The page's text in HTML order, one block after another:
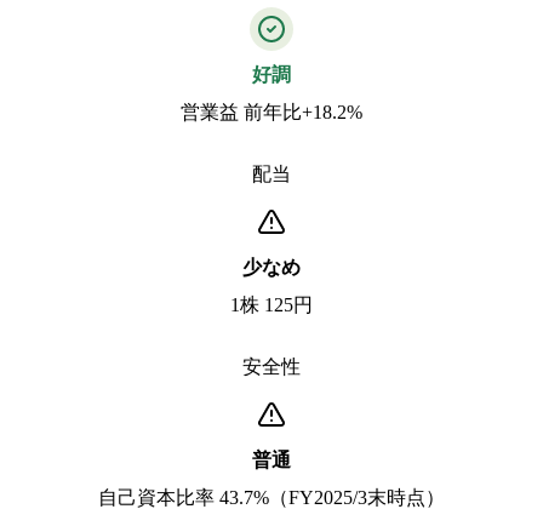
好調
営業益 前年比+18.2%
配当
少なめ
1株 125円
安全性
普通
自己資本比率 43.7%（FY2025/3末時点）